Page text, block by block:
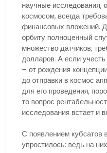
научные исследования,
космосом, всегда
финансовых вложений.
орбиту полноценный
множество датчиков,
долларов. А если
– от рождения
до отправки в космос
для его проведения,
то вопрос
исследования встает и
С появлением кубсатов
упростилось: ведь на